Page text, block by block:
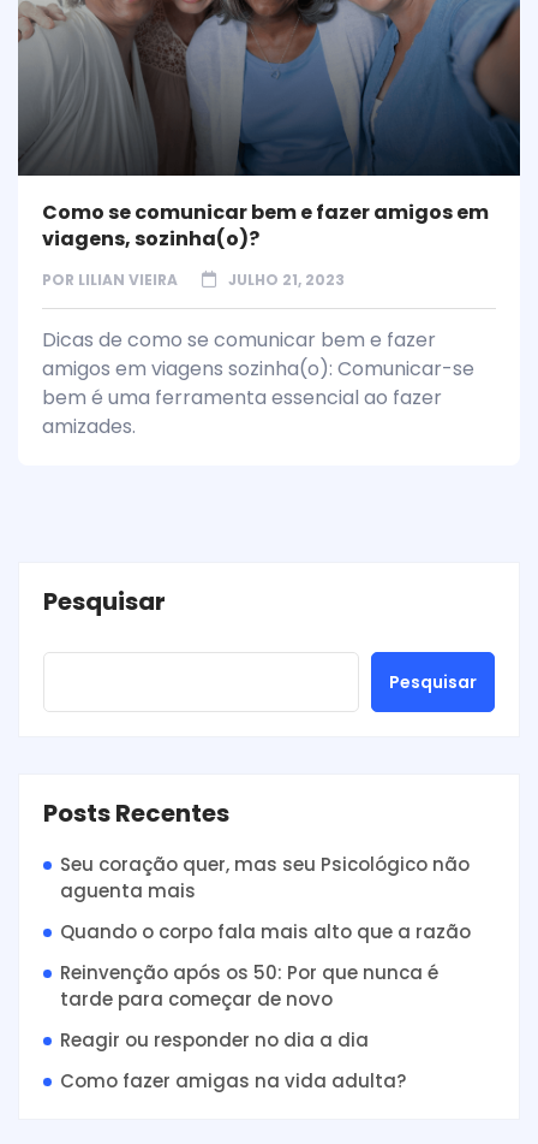
Como se comunicar bem e fazer amigos em
viagens, sozinha(o)?
POR LILIAN VIEIRA JULHO 21, 2023
Dicas de como se comunicar bem e fazer
amigos em viagens sozinha(o): Comunicar-se
bem é uma ferramenta essencial ao fazer
amizades.
Pesquisar
Pesquisar
Posts Recentes
Seu coração quer, mas seu Psicológico não
aguenta mais
Quando o corpo fala mais alto que a razão
Reinvenção após os 50: Por que nunca é
tarde para começar de novo
Reagir ou responder no dia a dia
Como fazer amigas na vida adulta?